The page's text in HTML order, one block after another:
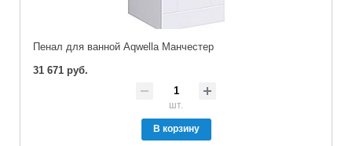
Пенал для ванной Aqwella Манчестер
31 671 руб.
шт.
В корзину